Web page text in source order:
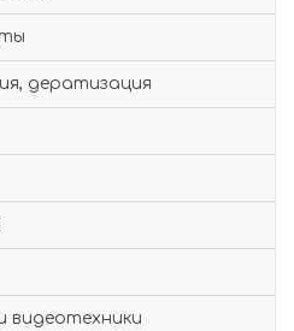
дератизация
видеотехники